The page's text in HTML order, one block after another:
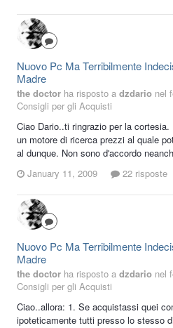
Nuovo Pc Ma Terribilmente
Madre
the doctor ha risposto a dzdario nel
Consigli per gli Acquisti
Ciao Dario..ti ringrazio per la
un motore di ricerca prezzi al quale
al dunque. Non sono d'accordo
January 11, 2009
22 risposte
Nuovo Pc Ma Terribilmente
Madre
the doctor ha risposto a dzdario nel
Consigli per gli Acquisti
Ciao..allora: 1. Se acquistassi quei
ipoteticamente tutti presso lo stesso